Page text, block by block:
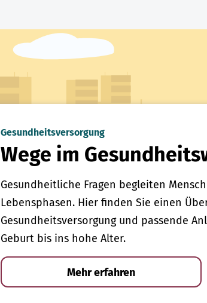
Gesundheitsversorgung
Wege im
Gesundheitliche Fragen begleiten
Lebensphasen. Hier finden Sie einen
Gesundheitsversorgung und passende
Geburt bis ins hohe Alter.
Mehr erfahren